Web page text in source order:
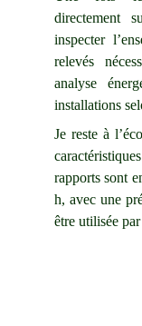
directement
inspecter
relevés
analyse
installations
Je reste à
rapports sont
h, avec une
être utilisée